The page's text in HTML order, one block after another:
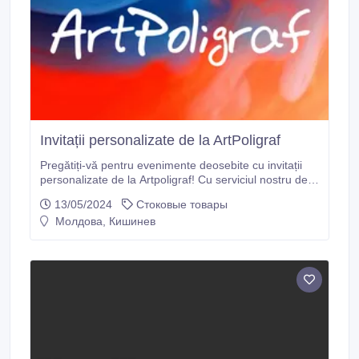
Invitații personalizate de la ArtPoligraf
Pregătiți-vă pentru evenimente deosebite cu invitații
personalizate de la Artpoligraf! Cu serviciul nostru de
deosebite care vor impresiona invitații. Fie că vorbim
de invitații la nuntă sau la o conferință, vom adapta
13/05/2024
Стоковые товары
Молдова, Кишинев